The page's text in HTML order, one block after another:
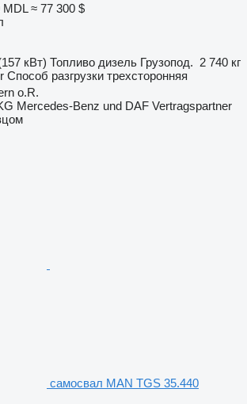
MDL ≈ 77 300 $
кВт) Топливо дизель Грузопод. 2 740 кг
Способ разгрузки трехсторонняя
o.R.
Mercedes-Benz und DAF Vertragspartner
самосвал MAN TGS 35.440